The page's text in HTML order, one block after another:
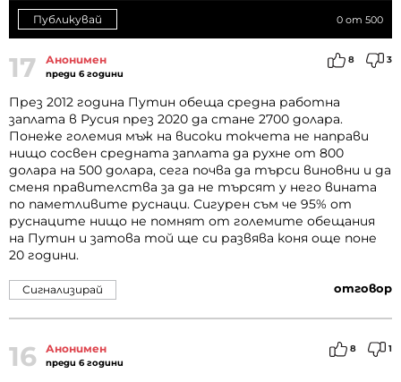
0 от 500
Публикувай
17 Анонимен
преди 6 години
8 3
През 2012 година Путин обеща средна работна
заплата в Русия през 2020 да стане 2700 долара.
Понеже големия мъж на високи токчета не направи
нищо сосвен средната заплата да рухне от 800
долара на 500 долара, сега почва да търси виновни и да
сменя правителства за да не търсят у него вината
по паметливите руснаци. Сигурен съм че 95% от
руснаците нищо не помнят от големите обещания
на Путин и затова той ще си развява коня още поне
20 години.
отговор
Сигнализирай
16 Анонимен
преди 6 години
8 1